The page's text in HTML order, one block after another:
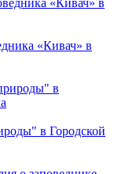
«Кивач» в
в Городской